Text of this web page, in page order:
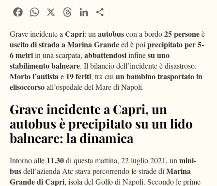
FacebookWhatsApp ThreadsLinkedIn
Grave incidente a Capri: un autobuscon a bordo25 personeè
uscito di strada a Marina Grandeed è poi precipitato per 5-
6 metriin una scarpata, abbattendosiinfinesu uno
stabilimento balneare. Il bilancio dell’incidente è disastroso.
Morto l’autistae 19 feriti, tra cui un bambino trasportato in
elisoccorsoall’ospedale del Mare di Napoli.
Grave incidente a Capri, un
autobus è precipitato su un lido
balneare: la dinamica
Intorno alle 11.30di questa mattina, 22 luglio 2021, un mini-
busdell’azienda Atc stava percorrendo le strade di Marina
Grande di Capri, isola del Golfo di Napoli. Secondo le prime